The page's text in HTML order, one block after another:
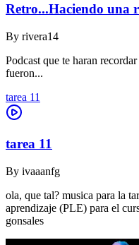
Retro...Haciendo una
By rivera14
Podcast que te haran
fueron...
tarea 11
tarea 11
By ivaaanfg
ola, que tal? musica para la
aprendizaje (PLE) para el
gonsales